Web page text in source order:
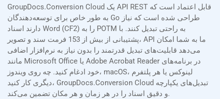
GroupDocs.Conversion Cloud یک API REST قابل اعتماد است که
به طور خاص برای توسعه‌دهندگان Go طراحی شده است که نیاز
دارند اسناد Word (CF2) را به POTM به راحتی تبدیل کنند. با
پشتیبانی از بیش از 153 فرمت سند و تصویر، API ما به شما امکان
می‌دهد قابلیت‌های تبدیل قدرتمند را بدون نیاز به نرم‌افزار اضافی
مانند Microsoft Office یا Adobe Acrobat Reader در برنامه‌های
خود ادغام کنید. چه روی ویندوز، macOS، لینوکس یا هر پلتفرم
دیگری کار کنید، GroupDocs.Conversion Cloud تبدیل‌های یکپارچه
و دقیق اسناد را در هر زمان و هر مکان تضمین می‌کند.